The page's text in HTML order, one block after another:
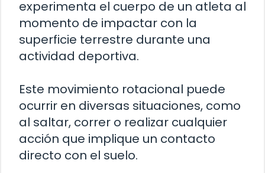
experimenta el cuerpo de un atleta al
momento de impactar con la
superficie terrestre durante una
actividad deportiva.
Este movimiento rotacional puede
ocurrir en diversas situaciones, como
al saltar, correr o realizar cualquier
acción que implique un contacto
directo con el suelo.